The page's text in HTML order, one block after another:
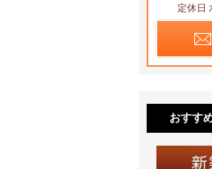
定休日
おすす